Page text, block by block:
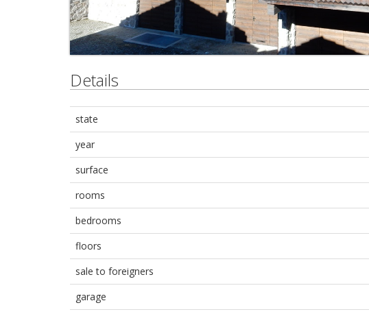
Details
state
year
surface
rooms
bedrooms
floors
sale to foreigners
garage